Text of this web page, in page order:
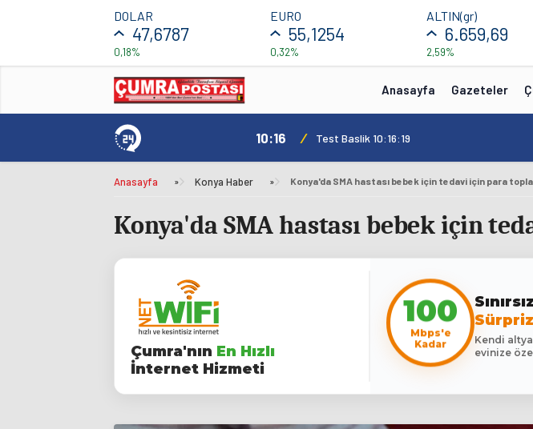
DOLAR
47,6787
0,18%
EURO
55,1254
0,32%
ALTIN(gr)
6.659,69
2,59%
Anasayfa Gazeteler
10:16 / Test Baslik 10:16:19
Anasayfa » Konya Haber » Konya'da SMA hastası bebek için tedavi için para
Konya'da SMA hastası bebek için
Çumra'nın En Hızlı
İnternet Hizmeti
100
Mbps'e
Kadar
Kendi
evinize